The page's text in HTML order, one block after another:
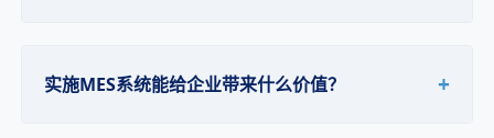
实施MES系统能给企业带来什么价值？ +